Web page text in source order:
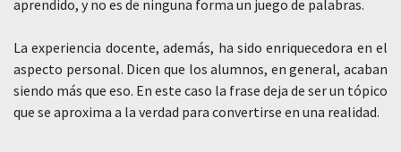
aprendido, y no es de ninguna forma un juego de palabras.
La experiencia docente, además, ha sido enriquecedora en el
aspecto personal. Dicen que los alumnos, en general, acaban
siendo más que eso. En este caso la frase deja de ser un tópico
que se aproxima a la verdad para convertirse en una realidad.